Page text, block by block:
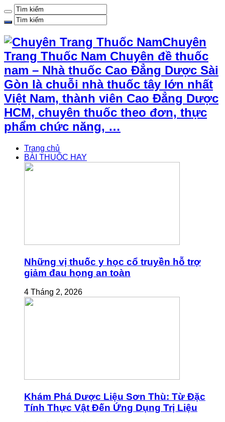
Chuyên
Trang Thuốc Nam Chuyên đề thuốc
nam – Nhà thuốc Cao Đẳng Dược Sài
Gòn là chuỗi nhà thuốc tây lớn nhất
Việt Nam, thành viên Cao Đẳng Dược
HCM, chuyên thuốc theo đơn, thực
phẩm chức năng, …
Trang chủ
BÀI THUỐC HAY
Những vị thuốc y học cổ truyền hỗ trợ
giảm đau họng an toàn
4 Tháng 2, 2026
Khám Phá Dược Liệu Sơn Thù: Từ Đặc
Tính Thực Vật Đến Ứng Dụng Trị Liệu